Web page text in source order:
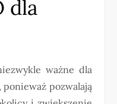
dla
ważne dla
pozwalają